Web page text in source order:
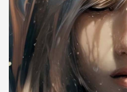
Отсюда - и
споры, ссоры, битая
ОПУБЛИКОВАНО В ДЕВИЧЬЕ,
РАЗНОЕ
МЕТКИ:
ИНТЕРЕСНЫЕ ФАКТЫ